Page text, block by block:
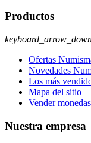
Productos
Ofertas
Novedades
Los más
Mapa del sitio
Vender
Nuestra empresa